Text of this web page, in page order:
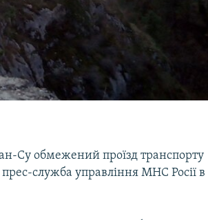
Су обмежений проїзд транспорту
служба управління МНС Росії в